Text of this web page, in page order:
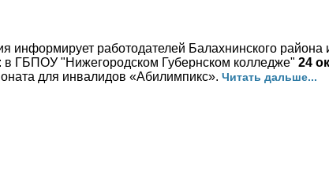
информирует работодателей Балахнинского
в ГБПОУ "Нижегородском Губернском колледже" 24
для инвалидов «Абилимпикс». Читать дальше...